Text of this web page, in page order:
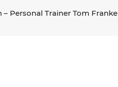
– Personal Trainer Tom Franke